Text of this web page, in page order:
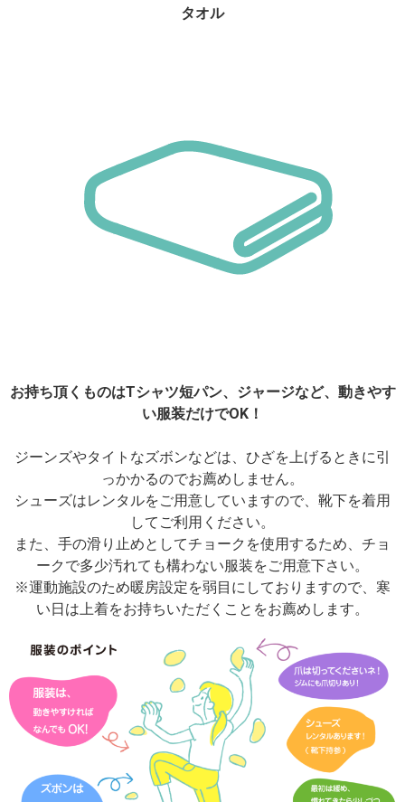
タオル
お持ち頂くものはTシャツ短パン、ジャージなど、動きやす
い服装だけでOK！
ジーンズやタイトなズボンなどは、ひざを上げるときに引
っかかるのでお薦めしません。
シューズはレンタルをご用意していますので、靴下を着用
してご利用ください。
また、手の滑り止めとしてチョークを使用するため、チョ
ークで多少汚れても構わない服装をご用意下さい。
※運動施設のため暖房設定を弱目にしておりますので、寒
い日は上着をお持ちいただくことをお薦めします。